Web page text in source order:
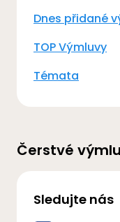
Dnes přidané
TOP Výmluvy
Témata
Čerstvé
Sledujte nás